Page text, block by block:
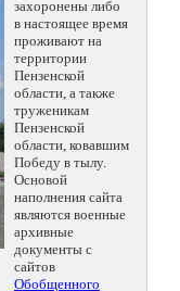
захоронены либо
в настоящее время
проживают на
территории
Пензенской
области, а также
труженикам
Пензенской
области, ковавшим
Победу в тылу.
Основой
наполнения сайта
являются военные
архивные
документы с
сайтов
Обобщенного